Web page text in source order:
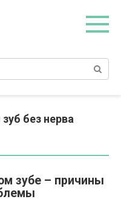
без нерва
зубе – причины